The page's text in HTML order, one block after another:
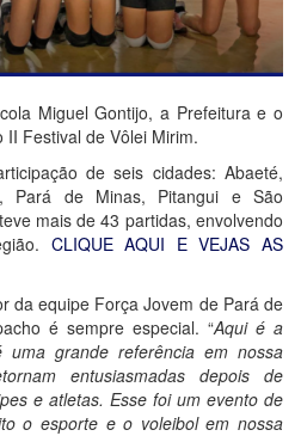
Miguel Gontijo, a Prefeitura e o
Festival de Vôlei Mirim.
de seis cidades: Abaeté,
Pará de Minas, Pitangui e São
mais de 43 partidas, envolvendo
CLIQUE AQUI E VEJAS AS
da equipe Força Jovem de Pará de
é sempre especial. “Aqui é a
grande referência em nossa
entusiasmadas depois de
e atletas. Esse foi um evento de
o esporte e o voleibol em nossa